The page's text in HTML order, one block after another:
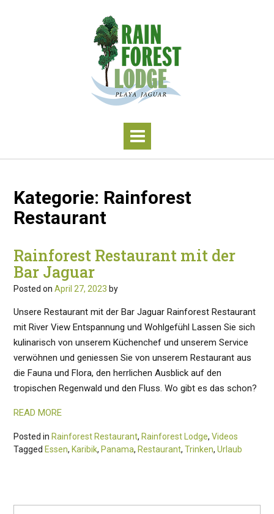
Kategorie: Rainforest
Restaurant
Rainforest Restaurant mit der
Bar Jaguar
Posted on April 27, 2023 by
Unsere Restaurant mit der Bar Jaguar Rainforest Restaurant
mit River View Entspannung und Wohlgefühl Lassen Sie sich
kulinarisch von unserem Küchenchef und unserem Service
verwöhnen und geniessen Sie von unserem Restaurant aus
die Fauna und Flora, den herrlichen Ausblick auf den
tropischen Regenwald und den Fluss. Wo gibt es das schon?
READ MORE
Posted in Rainforest Restaurant, Rainforest Lodge, Videos
Tagged Essen, Karibik, Panama, Restaurant, Trinken, Urlaub